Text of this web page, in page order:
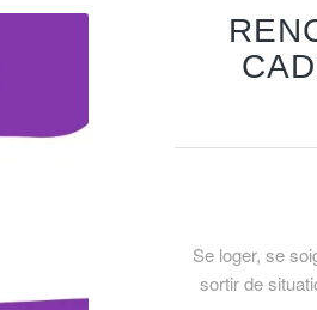
Se loger, se
sortir de